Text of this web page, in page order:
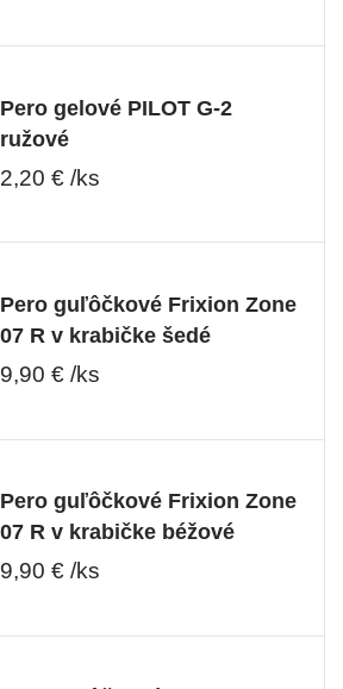
Pero gelové PILOT G-2
ružové
2,20 € /ks
Pero guľôčkové Frixion Zone
07 R v krabičke šedé
9,90 € /ks
Pero guľôčkové Frixion Zone
07 R v krabičke béžové
9,90 € /ks